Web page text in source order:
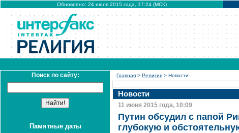
Обновлено: 24 июля 2015 года, 17:24 (МСК)
Поиск по сайту:
Памятные даты
Главная > Религия > Новости
Новости
11 июня 2015 года, 10:09
Путин обсудил с папой
глубокую и